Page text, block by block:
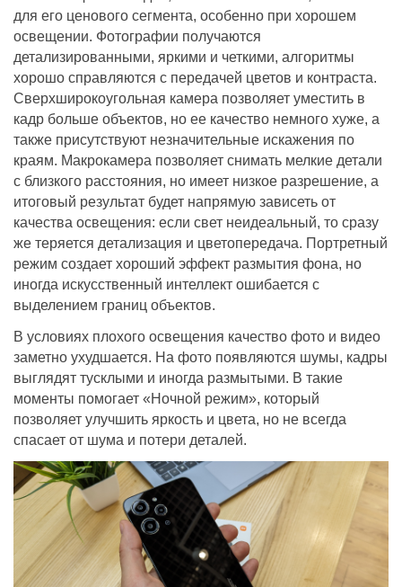
для его ценового сегмента, особенно при хорошем
освещении. Фотографии получаются
детализированными, яркими и четкими, алгоритмы
хорошо справляются с передачей цветов и контраста.
Сверхширокоугольная камера позволяет уместить в
кадр больше объектов, но ее качество немного хуже, а
также присутствуют незначительные искажения по
краям. Макрокамера позволяет снимать мелкие детали
с близкого расстояния, но имеет низкое разрешение, а
итоговый результат будет напрямую зависеть от
качества освещения: если свет неидеальный, то сразу
же теряется детализация и цветопередача. Портретный
режим создает хороший эффект размытия фона, но
иногда искусственный интеллект ошибается с
выделением границ объектов.
В условиях плохого освещения качество фото и видео
заметно ухудшается. На фото появляются шумы, кадры
выглядят тусклыми и иногда размытыми. В такие
моменты помогает «Ночной режим», который
позволяет улучшить яркость и цвета, но не всегда
спасает от шума и потери деталей.